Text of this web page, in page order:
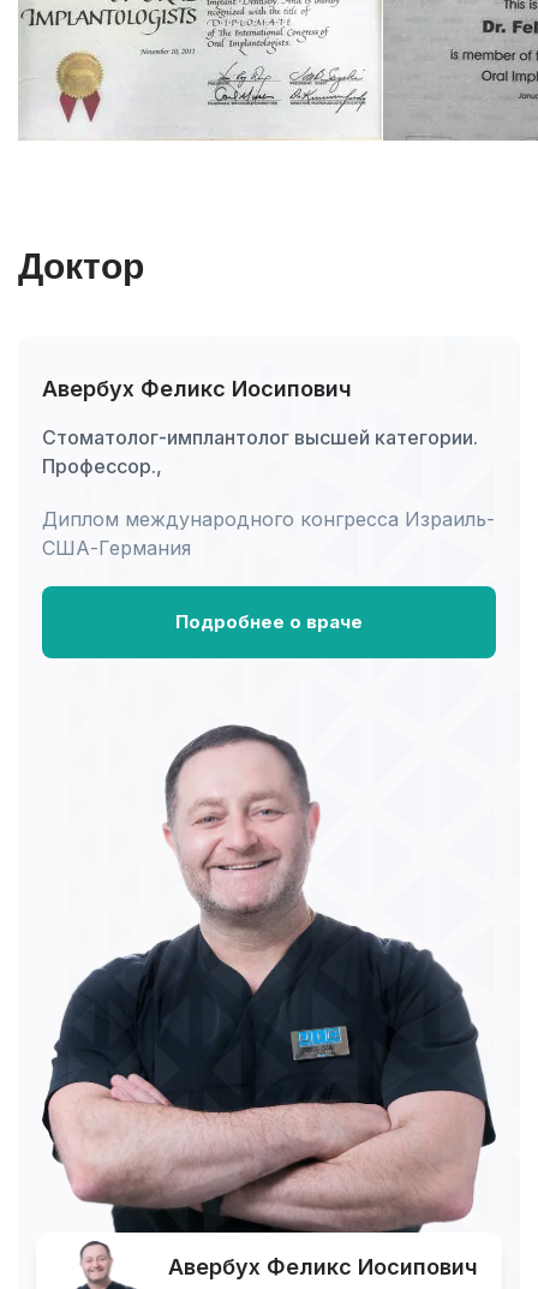
Доктор
Авербух Феликс Иосипович
Стоматолог-имплантолог высшей категории.
Профессор.,
Диплом международного конгресса Израиль-
США-Германия
Подробнее о враче
Авербух Феликс Иосипович